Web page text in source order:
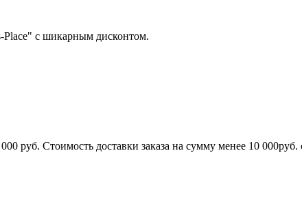
Place" с шикарным дисконтом.
руб. Стоимость доставки заказа на сумму менее 10